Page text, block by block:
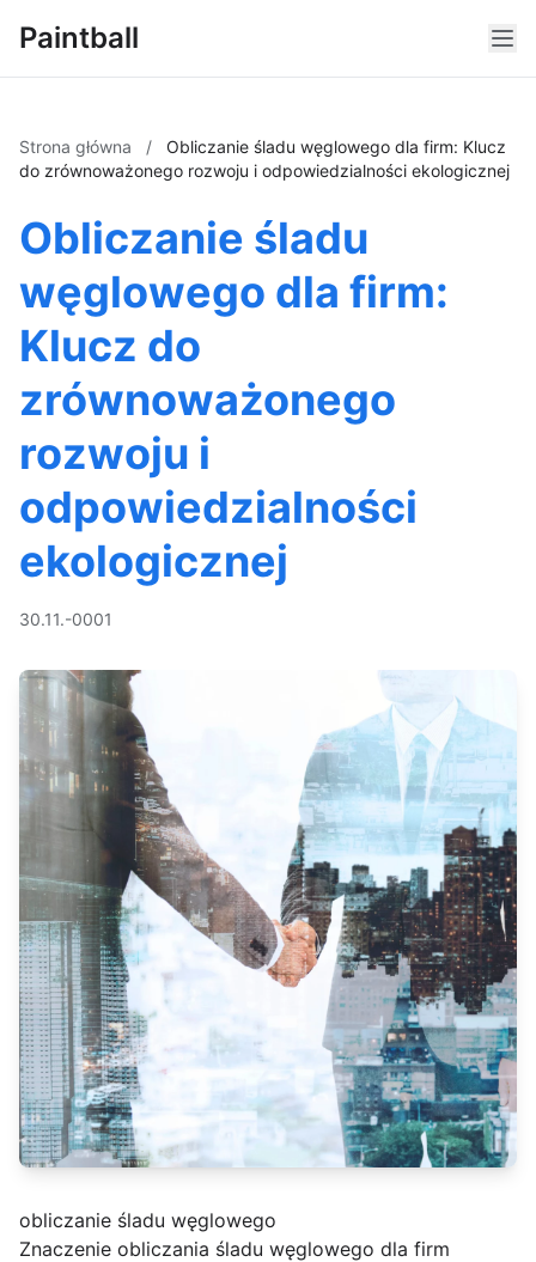
Paintball
Strona główna /
Obliczanie śladu węglowego dla firm: Klucz
do zrównoważonego rozwoju i odpowiedzialności ekologicznej
Obliczanie śladu
węglowego dla firm:
Klucz do
zrównoważonego
rozwoju i
odpowiedzialności
ekologicznej
30.11.-0001
obliczanie śladu węglowego
Znaczenie obliczania śladu węglowego dla firm